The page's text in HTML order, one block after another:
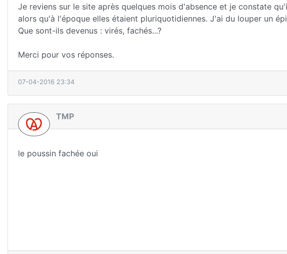
Je reviens sur le site après quelques mois d'absence et je constate
alors qu'à l'époque elles étaient pluriquotidiennes. J'ai du louper un
Que sont-ils devenus : virés, fachés...?
Merci pour vos réponses.
07-04-2016 23:34
TMP
le poussin fachée oui